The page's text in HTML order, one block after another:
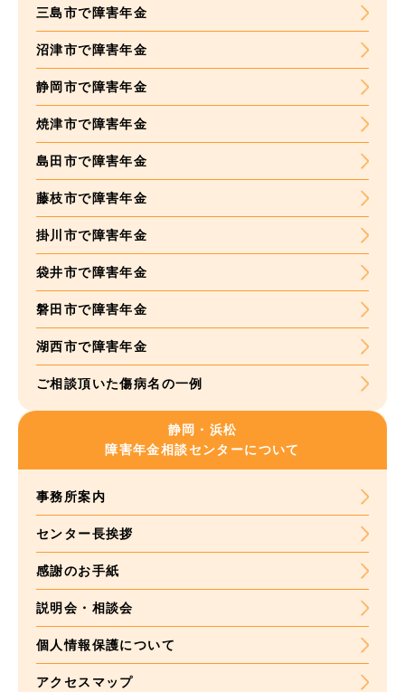
三島市で障害年金
沼津市で障害年金
静岡市で障害年金
焼津市で障害年金
島田市で障害年金
藤枝市で障害年金
掛川市で障害年金
袋井市で障害年金
磐田市で障害年金
湖西市で障害年金
ご相談頂いた傷病名の一例
静岡・浜松
障害年金相談センターについて
事務所案内
センター長挨拶
感謝のお手紙
説明会・相談会
個人情報保護について
アクセスマップ